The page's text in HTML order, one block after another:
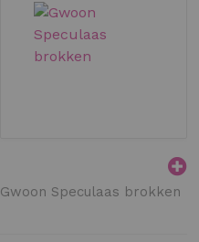
Gwoon Speculaas brokken